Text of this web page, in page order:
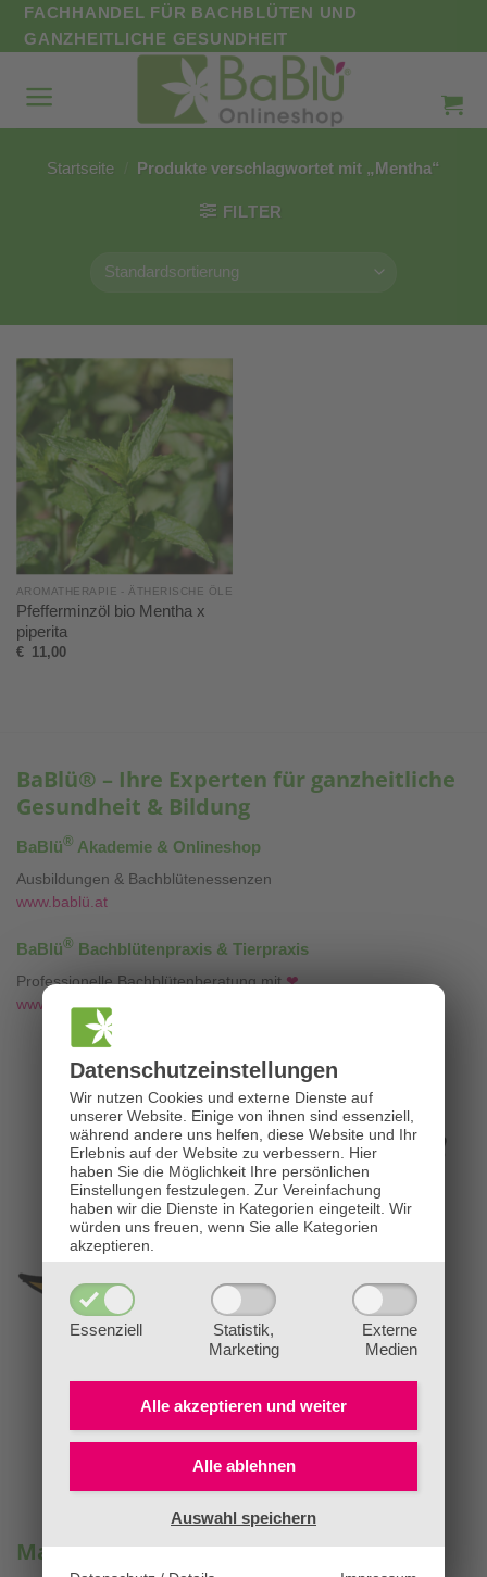
Datenschutz­einstellungen
Wir nutzen Cookies und externe Dienste auf
unserer Website. Einige von ihnen sind essenziell,
während andere uns helfen, diese Website und Ihr
Erlebnis auf der Website zu verbessern. Hier
haben Sie die Möglichkeit Ihre persönlichen
Einstellungen festzulegen. Zur Vereinfachung
haben wir die Dienste in Kategorien eingeteilt. Wir
würden uns freuen, wenn Sie alle Kategorien
akzeptieren.
Essenziell
Statistik,
Marketing
Externe
Medien
Alle akzeptieren und weiter
Alle ablehnen
Auswahl speichern
Zum
Inhalt
FACHHANDEL FÜR BACHBLÜTEN UND
GANZHEITLICHE GESUNDHEIT
Startseite Produkte verschlagwortet mit „Mentha“
FILTER
AROMATHERAPIE - ÄTHERISCHE ÖLE
Pfefferminzöl bio Mentha x
piperita
€ 11,00
BaBlü® – Ihre Experten für ganzheitliche
Gesundheit & Bildung
BaBlü® Akademie & Onlineshop
Ausbildungen & Bachblütenessenzen
www.bablü.at
BaBlü® Bachblütenpraxis & Tierpraxis
Professionelle Bachblütenberatung mit❤
www.die-bachblütenpraxis.at
Mag. Sandra Stopar & BaBlümchen®